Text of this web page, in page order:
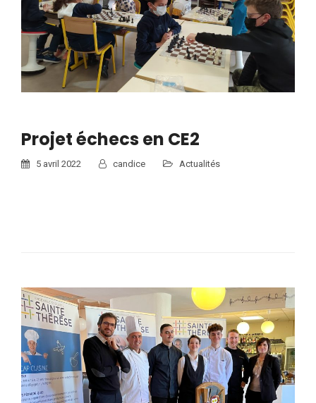
Projet échecs en CE2
5 avril 2022 candice Actualités